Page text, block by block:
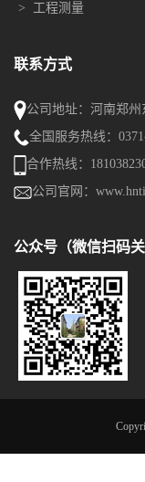
> 工程测量
联系方式
公司地址：河南郑
全国服务热线：
合作热线：
公司官网：
公众号（微信扫码关